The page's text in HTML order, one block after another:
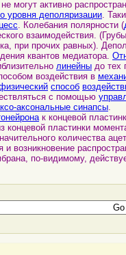
могут активно
уровня деполяризации.
. Колебания полярности (
взаимодействия.
при прочих равных).
квантов медиатора.
линейны до тех
воздействия в
способ
с помощью
аксональные синапсы.
к концевой
концевой пластинки
количества
и возникновение
по-видимому,